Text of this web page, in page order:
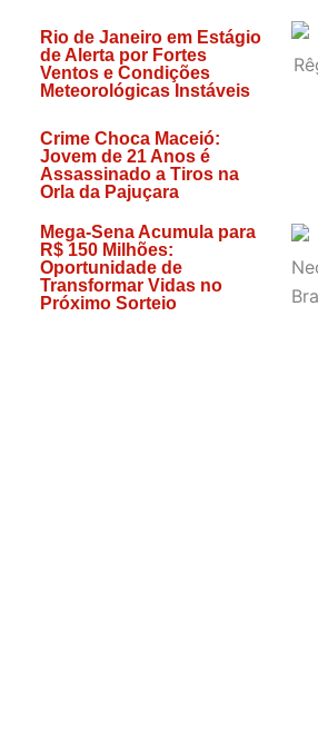
Rio de Janeiro em Estágio
de Alerta por Fortes
Ventos e Condições
Meteorológicas Instáveis
Crime Choca Maceió:
Jovem de 21 Anos é
Assassinado a Tiros na
Orla da Pajuçara
Mega-Sena Acumula para
R$ 150 Milhões:
Oportunidade de
Transformar Vidas no
Próximo Sorteio